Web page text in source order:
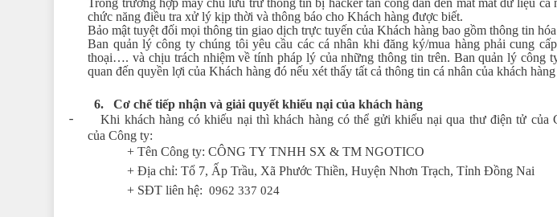
Trong trường hợp máy chủ lưu trữ thông tin bị hacker tấn công dẫn đến mất mát dữ liệu
chức năng điều tra xử lý kịp thời và thông báo cho Khách hàng được biết.
Bảo mật tuyệt đối mọi thông tin giao dịch trực tuyến của Khách hàng bao gồm thông tin
Ban quản lý công ty chúng tôi yêu cầu các cá nhân khi đăng ký/mua hàng phải cung
thoại…. và chịu trách nhiệm về tính pháp lý của những thông tin trên. Ban quản lý
quan đến quyền lợi của Khách hàng đó nếu xét thấy tất cả thông tin cá nhân của khách
6. Cơ chế tiếp nhận và giải quyết khiếu nại của khách hàng
- Khi khách hàng có khiếu nại thì khách hàng có thể gửi khiếu nại qua thư điện tử của
củaCông ty:
+ Tên Công ty:CÔNG TY TNHH SX & TM NGOTICO
+ Địa chỉ:Tổ 7, Ấp Trầu, Xã Phước Thiền, Huyện Nhơn Trạch, Tỉnh Đồng Nai
+ SĐT liên hệ: 0962 337 024